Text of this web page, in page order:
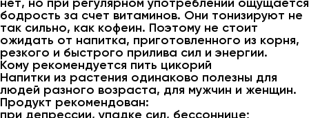
бодрость за счет витаминов. Они тонизируют не
так сильно, как кофеин. Поэтому не стоит
ожидать от напитка, приготовленного из корня,
резкого и быстрого прилива сил и энергии.
Кому рекомендуется пить цикорий
Напитки из растения одинаково полезны для
людей разного возраста, для мужчин и женщин.
Продукт рекомендован:
при депрессии, упадке сил, бессоннице;